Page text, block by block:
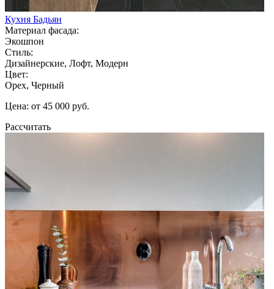
Кухня Бадьян
Материал фасада:
Экошпон
Стиль:
Дизайнерские, Лофт, Модерн
Цвет:
Орех, Черный
Цена: от 45 000 руб.
Рассчитать